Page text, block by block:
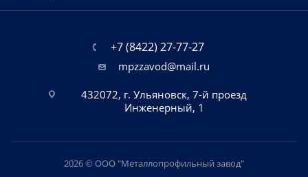
+7 (8422) 27-77-27
mpzzavod@mail.ru
432072, г. Ульяновск, 7-й проезд
Инженерный, 1
2026 © ООО "Металлопрофильный завод"